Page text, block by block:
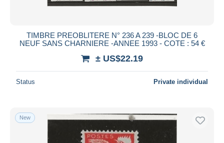
TIMBRE PREOBLITERE N° 236 A 239 -BLOC DE 6
NEUF SANS CHARNIERE -ANNEE 1993 - COTE : 54 €
± US$22.19
Status Private individual
New